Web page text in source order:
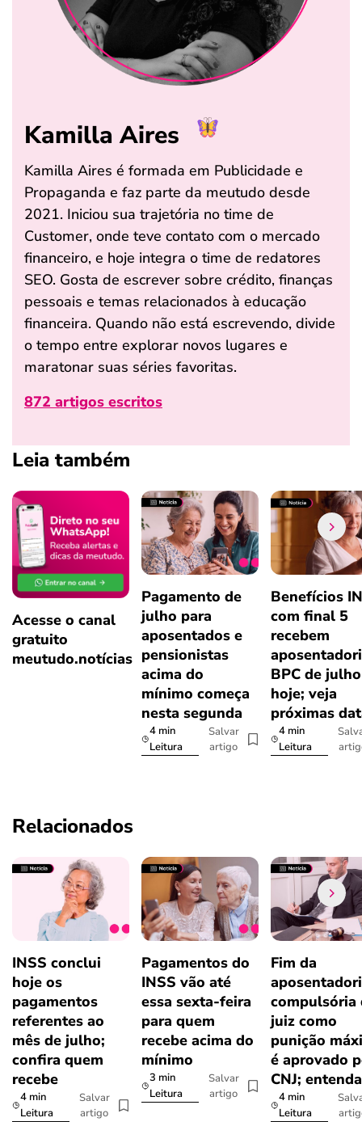
Kamilla Aires
Kamilla Aires é formada em Publicidade e
Propaganda e faz parte da meutudo desde
2021. Iniciou sua trajetória no time de
Customer, onde teve contato com o mercado
financeiro, e hoje integra o time de redatores
SEO. Gosta de escrever sobre crédito, finanças
pessoais e temas relacionados à educação
financeira. Quando não está escrevendo, divide
o tempo entre explorar novos lugares e
maratonar suas séries favoritas.
872 artigos escritos
Leia também
Acesse o canal
gratuito
meutudo.notícias
Pagamento de
julho para
aposentados e
pensionistas
acima do
mínimo começa
nesta segunda
4 min
Leitura
Salvar
artigo
Benefícios
com final 5
recebem
BPC de julho
hoje; veja
próximas
4 min
Leitura
Relacionados
INSS conclui
hoje os
pagamentos
referentes ao
mês de julho;
confira quem
recebe
4 min
Leitura
Salvar
artigo
Pagamentos do
INSS vão até
essa sexta-feira
para quem
recebe acima do
mínimo
3 min
Leitura
Salvar
artigo
Fim da
compulsória
juiz como
punição
é aprovado
CNJ; entenda
4 min
Leitura